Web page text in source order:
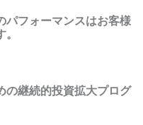
パフォーマンスはお客様
の継続的投資拡大プログ